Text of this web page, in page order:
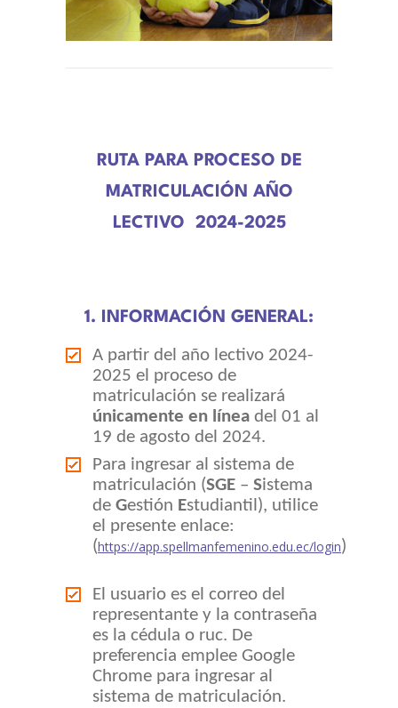
CONVENIOS
TRABAJA CON NOSOTROS
INFORMACIÓN ÚTIL
RUTA PARA PROCESO DE
MATRICULACIÓN AÑO
LECTIVO 2024-2025
1. INFORMACIÓN GENERAL:
A partir del año lectivo 2024-
2025 el proceso de
matriculación se realizará
únicamente en línea del 01 al
19 de agosto del 2024.
Para ingresar al sistema de
matriculación (SGE – Sistema
de Gestión Estudiantil), utilice
el presente enlace:
(https://app.spellmanfemenino.edu.ec/login)
El usuario es el correo del
representante y la contraseña
es la cédula o ruc. De
preferencia emplee Google
Chrome para ingresar al
sistema de matriculación.